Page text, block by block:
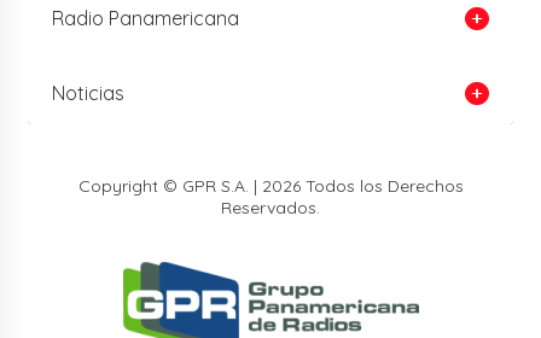
Radio Panamericana
Noticias
Copyright © GPR S.A. | 2026 Todos los Derechos
Reservados.